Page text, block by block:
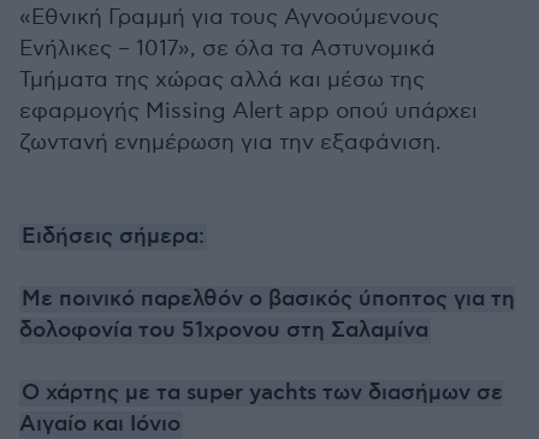
«Εθνική Γραμμή για τους Αγνοούμενους
Ενήλικες – 1017», σε όλα τα Αστυνομικά
Τμήματα της χώρας αλλά και μέσω της
εφαρμογής Missing Alert app οπού υπάρχει
ζωντανή ενημέρωση για την εξαφάνιση.
Ειδήσεις σήμερα:
Με ποινικό παρελθόν ο βασικός ύποπτος για τη
δολοφονία του 51χρονου στη Σαλαμίνα
Ο χάρτης με τα super yachts των διασήμων σε
Αιγαίο και Ιόνιο